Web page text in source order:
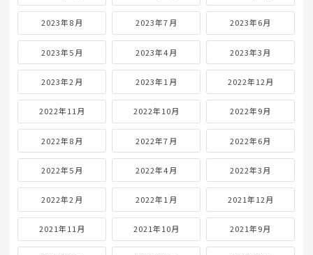
2023年8月 2023年7月 2023年6月
2023年5月 2023年4月 2023年3月
2023年2月 2023年1月 2022年12月
2022年11月 2022年10月 2022年9月
2022年8月 2022年7月 2022年6月
2022年5月 2022年4月 2022年3月
2022年2月 2022年1月 2021年12月
2021年11月 2021年10月 2021年9月